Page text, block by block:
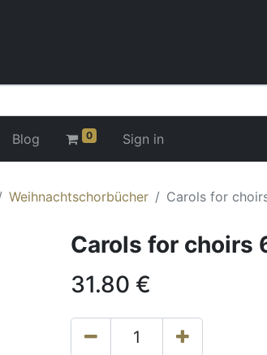
Blog 0 Sign in
Weihnachtschorbücher Carols for
Carols for choirs
31.80 €